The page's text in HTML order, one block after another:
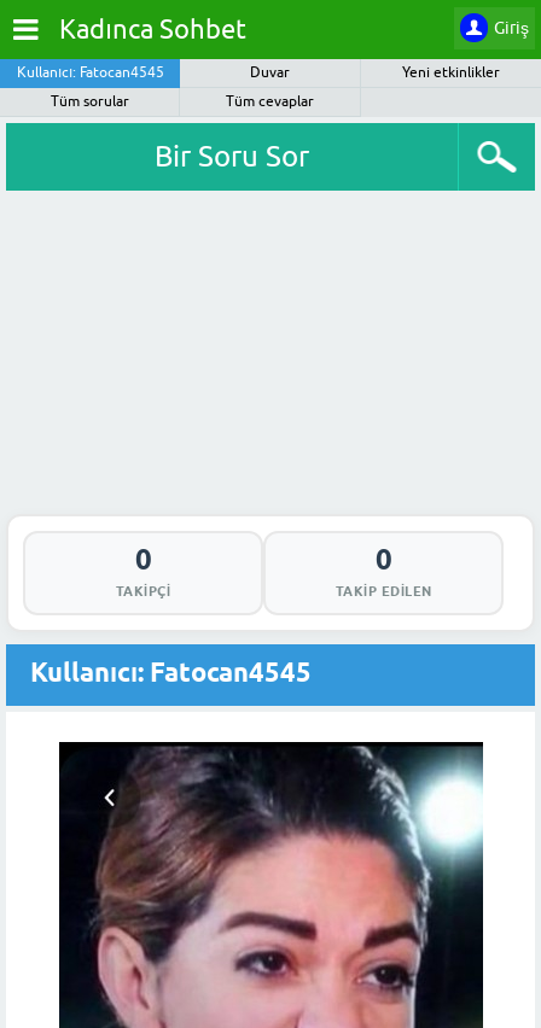
Giriş
Kadınca Sohbet
Kullanıcı: Fatocan4545 Duvar
Yeni etkinlikler
Tüm sorular
Tüm cevaplar
Bir Soru Sor
0
TAKIPÇI
0
TAKIP EDILEN
Kullanıcı: Fatocan4545